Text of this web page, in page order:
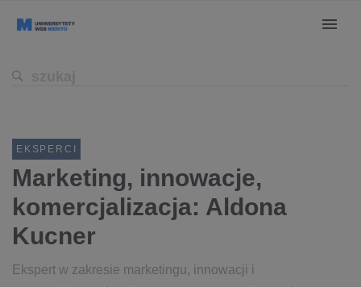
EKSPERCI
Marketing, innowacje,
komercjalizacja: Aldona
Kucner
Ekspert w zakresie marketingu, innowacji i